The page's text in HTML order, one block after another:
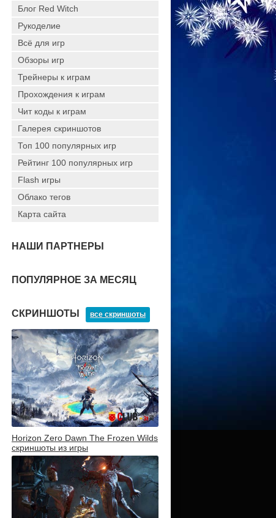
Блог Red Witch
Рукоделие
Всё для игр
Обзоры игр
Трейнеры к играм
Прохождения к играм
Чит коды к играм
Галерея скриншотов
Топ 100 популярных игр
Рейтинг 100 популярных игр
Flash игры
Облако тегов
Карта сайта
НАШИ ПАРТНЕРЫ
ПОПУЛЯРНОЕ ЗА МЕСЯЦ
СКРИНШОТЫ все скриншоты
Horizon Zero Dawn The Frozen Wilds
скриншоты из игры